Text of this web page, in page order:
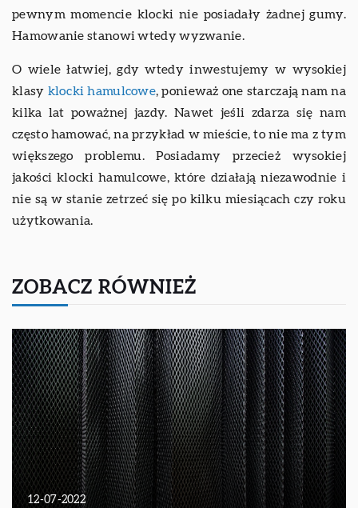
pewnym momencie klocki nie posiadały żadnej gumy.
Hamowanie stanowi wtedy wyzwanie.
O wiele łatwiej, gdy wtedy inwestujemy w wysokiej
klasy klocki hamulcowe, ponieważ one starczają nam na
kilka lat poważnej jazdy. Nawet jeśli zdarza się nam
często hamować, na przykład w mieście, to nie ma z tym
większego problemu. Posiadamy przecież wysokiej
jakości klocki hamulcowe, które działają niezawodnie i
nie są w stanie zetrzeć się po kilku miesiącach czy roku
użytkowania.
ZOBACZ RÓWNIEŻ
12-07-2022